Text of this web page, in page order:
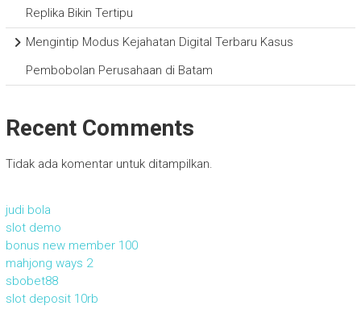
Replika Bikin Tertipu
Mengintip Modus Kejahatan Digital Terbaru Kasus
Pembobolan Perusahaan di Batam
Recent Comments
Tidak ada komentar untuk ditampilkan.
judi bola
slot demo
bonus new member 100
mahjong ways 2
sbobet88
slot deposit 10rb